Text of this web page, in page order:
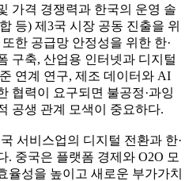
가격 경쟁력과 한국의 운영 솔
등) 제3국 시장 공동 진출을 위
한 공급망 안정성을 위한 한·
구축, 산업용 인터넷과 디지털
연계 연구, 제조 데이터와 AI
협력이 요구되면 불공정·과잉
공생 관계 모색이 중요하다.
서비스업의 디지털 전환과 한·
. 중국은 플랫폼 경제와 O2O 모
율성을 높이고 새로운 부가가치